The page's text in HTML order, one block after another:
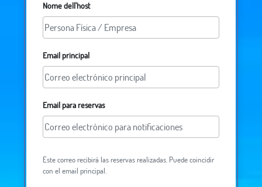
Nome dell'host
Email principal
Email para reservas
Este correo recibirá las reservas realizadas. Puede coincidir
con el email principal.